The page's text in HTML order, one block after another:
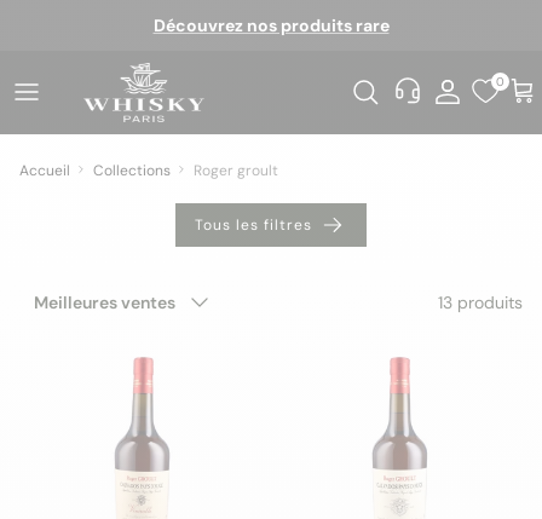
Découvrez nos produits rare
0
Accueil Collections Roger groult
Tous les filtres
Meilleures ventes 13 produits